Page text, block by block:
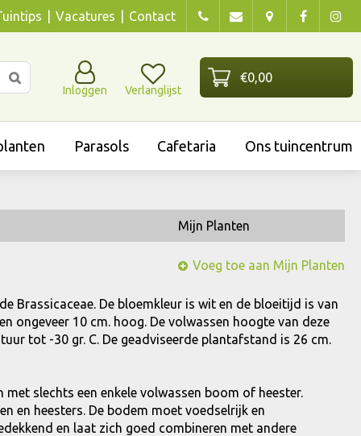
Vacatures Contact
Inloggen Verlanglijst
Parasols Cafetaria Ons tuincentrum
Mijn Planten
Voeg toe aan Mijn Planten
Brassicaceae. De bloemkleur is wit en de bloeitijd is van
ongeveer 10 cm. hoog. De volwassen hoogte van deze
tot -30 gr. C. De geadviseerde plantafstand is 26 cm.
slechts een enkele volwassen boom of heester.
en heesters. De bodem moet voedselrijk en
en laat zich goed combineren met andere